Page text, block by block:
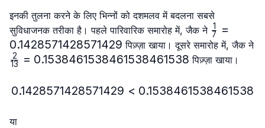
इनकी तुलना करने के लिए भिन्नों को दशमलव में बदलना सबसे
सुविधाजनक तरीका है। पहले पारिवारिक समारोह में, जैक ने \frac{1}
7
1
=
0.1428571428571429 पिज़्ज़ा खाया। दूसरे समारोह में, जैक ने
\frac{2}
13
2 = 0.1538461538461538461538 पिज़्ज़ा खाया।
0.1428571428571429 <
0.1428571428571429 < 0.1538461538461538
या